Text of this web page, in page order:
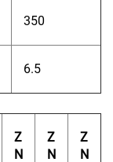
350
6.5
Z
N
Z
N
Z
N